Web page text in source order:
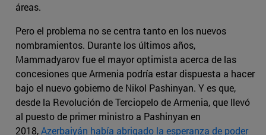
áreas.
Pero el problema no se centra tanto en los nuevos
nombramientos. Durante los últimos años,
Mammadyarov fue el mayor optimista acerca de las
concesiones que Armenia podría estar dispuesta a hacer
bajo el nuevo gobierno de Nikol Pashinyan. Y es que,
desde la Revolución de Terciopelo de Armenia, que llevó
al puesto de primer ministro a Pashinyan en
2018,Azerbaiyán había abrigado la esperanza de poder